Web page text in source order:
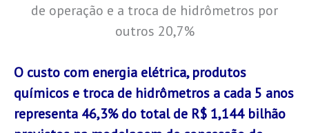
de operação e a troca de hidrômetros por
outros 20,7%
O custo com energia elétrica, produtos
químicos e troca de hidrômetros a cada 5 anos
representa 46,3% do total de R$ 1,144 bilhão